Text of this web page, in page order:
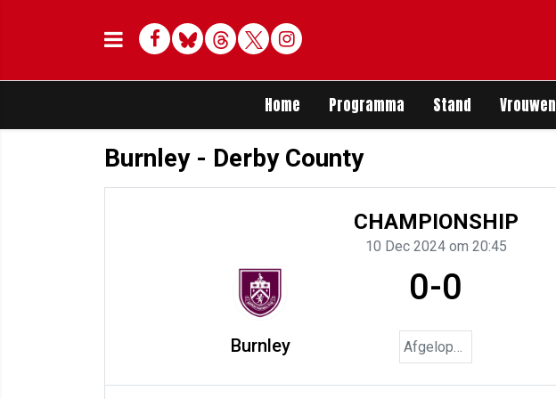
Facebook
BlueskyThreadsTwitterDelen op Whatsapp
Home Programma Stand Vrouwen
Burnley - Derby County
CHAMPIONSHIP
10 Dec 2024 om 20:45
Burnley
0-0